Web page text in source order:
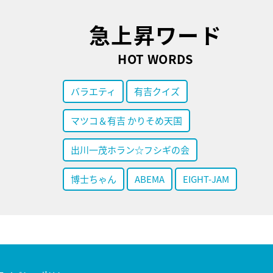
急上昇ワード
HOT WORDS
バラエティ 有吉クイズ
マツコ＆有吉 かりそめ天国
出川一茂ホラン☆フシギの会
博士ちゃん ABEMA EIGHT-JAM